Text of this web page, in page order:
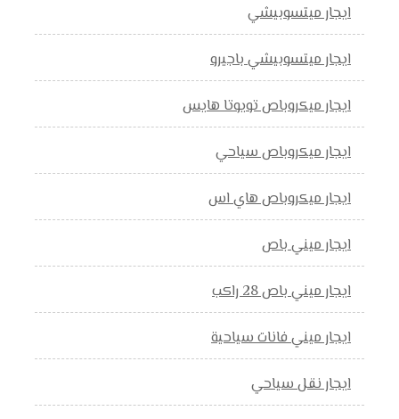
ايجار ميتسوبيشي
ايجار ميتسوبيشي باجيرو
ايجار ميكروباص تويوتا هايس
ايجار ميكروباص سياحي
ايجار ميكروباص هاي اس
ايجار ميني باص
ايجار ميني باص 28 راكب
ايجار ميني فانات سياحية
ايجار نقل سياحي